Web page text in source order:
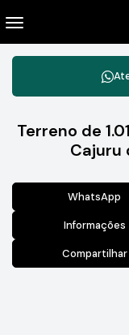
Terreno de
Cajuru
WhatsApp
Informações
Compartilhar